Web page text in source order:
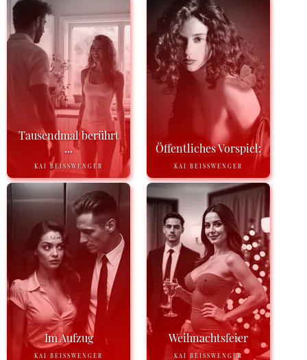
Tausendmal berührt
...
KAI BEISSWENGER
Öffentliches Vorspiel:
KAI BEISSWENGER
Im Aufzug
KAI BEISSWENGER
Weihnachtsfeier
KAI BEISSWENGER